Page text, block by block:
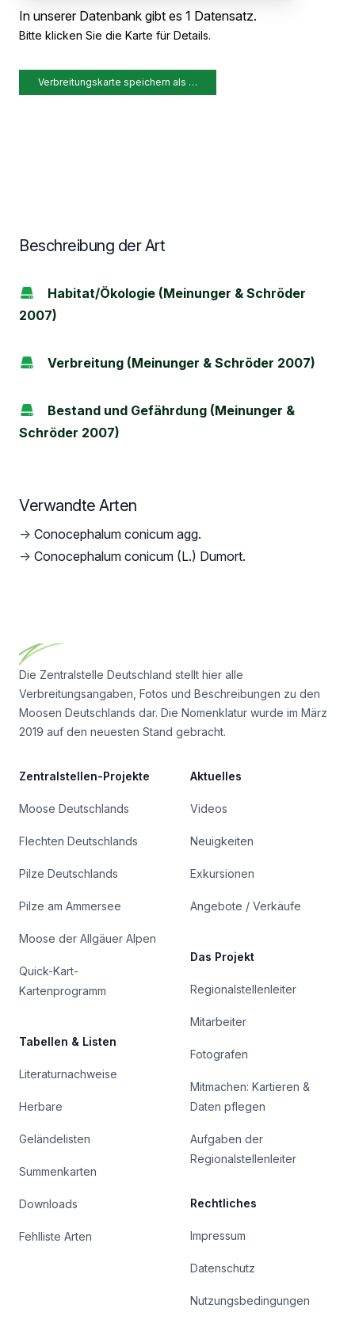
In unserer Datenbank gibt es 1 Datensatz.
Bitte klicken Sie die Karte für Details.
Verbreitungskarte speichern als …
Beschreibung der Art
Habitat/Ökologie (Meinunger & Schröder
2007)
Verbreitung (Meinunger & Schröder 2007)
Bestand und Gefährdung (Meinunger &
Schröder 2007)
Verwandte Arten
→ Conocephalum conicum agg.
→ Conocephalum conicum (L.) Dumort.
Die Zentralstelle Deutschland stellt hier alle
Verbreitungsangaben, Fotos und Beschreibungen zu den
Moosen Deutschlands dar. Die Nomenklatur wurde im März
2019 auf den neuesten Stand gebracht.
Zentralstellen-Projekte
Moose Deutschlands
Flechten Deutschlands
Pilze Deutschlands
Pilze am Ammersee
Moose der Allgäuer Alpen
Quick-Kart-
Kartenprogramm
Tabellen & Listen
Literaturnachweise
Herbare
Geländelisten
Summenkarten
Downloads
Fehlliste Arten
Aktuelles
Videos
Neuigkeiten
Exkursionen
Angebote / Verkäufe
Das Projekt
Regionalstellenleiter
Mitarbeiter
Fotografen
Mitmachen: Kartieren &
Daten pflegen
Aufgaben der
Regionalstellenleiter
Rechtliches
Impressum
Datenschutz
Nutzungsbedingungen